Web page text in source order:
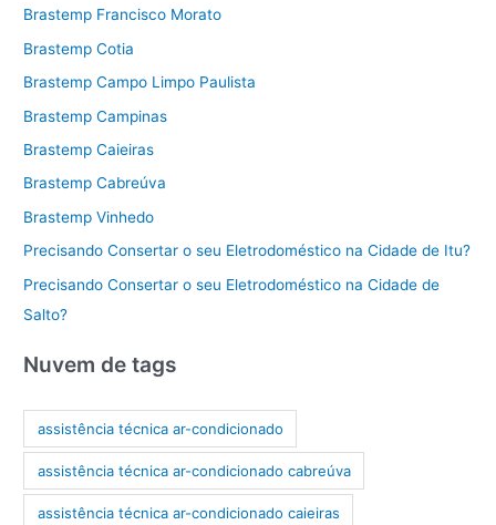
Brastemp Francisco Morato
Brastemp Cotia
Brastemp Campo Limpo Paulista
Brastemp Campinas
Brastemp Caieiras
Brastemp Cabreúva
Brastemp Vinhedo
Precisando Consertar o seu Eletrodoméstico na Cidade de Itu?
Precisando Consertar o seu Eletrodoméstico na Cidade de
Salto?
Nuvem de tags
assistência técnica ar-condicionado
assistência técnica ar-condicionado cabreúva
assistência técnica ar-condicionado caieiras